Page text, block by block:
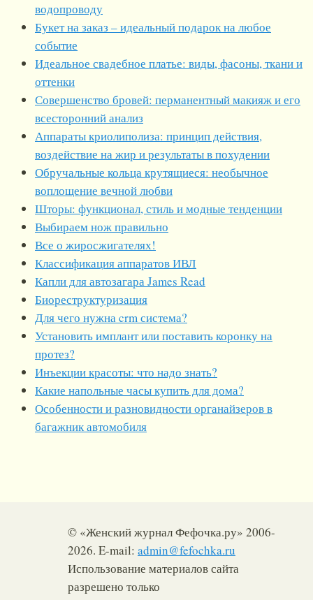
водопроводу
Букет на заказ – идеальный подарок на любое
событие
Идеальное свадебное платье: виды, фасоны, ткани и
оттенки
Совершенство бровей: перманентный макияж и его
всесторонний анализ
Аппараты криолиполиза: принцип действия,
воздействие на жир и результаты в похудении
Обручальные кольца крутящиеся: необычное
воплощение вечной любви
Шторы: функционал, стиль и модные тенденции
Выбираем нож правильно
Все о жиросжигателях!
Классификация аппаратов ИВЛ
Капли для автозагара James Read
Биореструктуризация
Для чего нужна crm система?
Установить имплант или поставить коронку на
протез?
Инъекции красоты: что надо знать?
Какие напольные часы купить для дома?
Особенности и разновидности органайзеров в
багажник автомобиля
© «Женский журнал Фефочка.ру» 2006-
2026. E-mail: admin@fefochka.ru
Использование материалов сайта
разрешено только